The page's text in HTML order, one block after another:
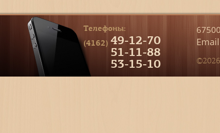
Телефоны:
(4162) 49-12-70
51-11-88
53-15-10